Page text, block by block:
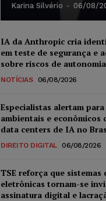
Karina Silvério - 06/08/
IA da Anthropic cria
em teste de segurança e
sobre riscos de autonomia
NOTÍCIAS 06/08/2026
Especialistas alertam
ambientais e econômicos
data centers de IA no
DIREITO DIGITAL 06/08/2026
TSE reforça que sistemas
eletrônicas tornam-se
assinatura digital e